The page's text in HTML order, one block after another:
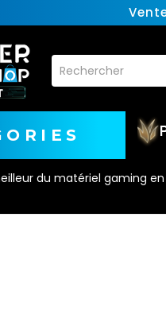
du matériel gaming